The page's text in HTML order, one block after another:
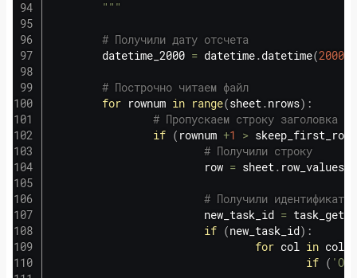
        """
# Получили дату отсчета
        datetime_2000
= datetime.datetime(2000
# Построчно читаем файл
for rownum in range(sheet.nrows) :
# Пропускаем строку заголовка
if ( rownum +1 > skeep_first_rows
# Получили строку
                        row
= sheet. row_values
# Получили
                        new_task_id
=
if (new_task_id) :
for col in
if (